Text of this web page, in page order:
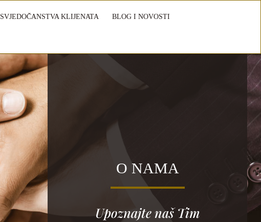
SVJEDOČANSTVA KLIJENATA BLOG I NOVOSTI
O NAMA
Upoznajte naš Tim